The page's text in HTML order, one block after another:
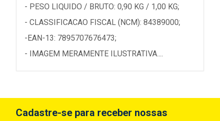
- PESO LIQUIDO / BRUTO: 0,90 KG / 1,00 KG;
- CLASSIFICACAO FISCAL (NCM): 84389000;
-EAN-13: 7895707676473;
- IMAGEM MERAMENTE ILUSTRATIVA....
Cadastre-se para receber nossas